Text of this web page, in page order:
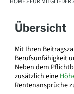
HOME »FÜR MITGLIEDER
Übersicht
Mit Ihren
Berufsunfähigkeit
Neben dem
zusätzlich eine
Rentenansprüche